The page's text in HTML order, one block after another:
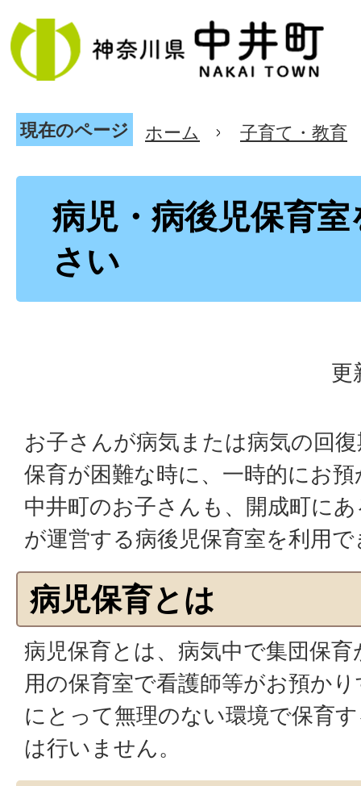
現在のページ ホーム 子育て・教育
病児・病後児保育
さい
更
お子さんが病気または病気の回
保育が困難な時に、一時的にお
中井町のお子さんも、開成町に
が運営する病後児保育室を利用
病児保育とは
病児保育とは、病気中で集団保
用の保育室で看護師等がお預か
にとって無理のない環境で保育
は行いません。